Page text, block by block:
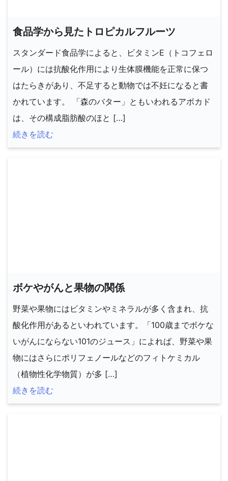
食品学から見たトロピカルフルーツ
スタンダード食品学によると、ビタミンE（トコフェロ
ール）には抗酸化作用により生体膜機能を正常に保つ
はたらきがあり、不足すると動物では不妊になると書
かれています。 「森のバター」ともいわれるアボカド
は、その構成脂肪酸のほと […]
続きを読む
ボケやがんと果物の関係
野菜や果物にはビタミンやミネラルが多く含まれ、抗
酸化作用があるといわれています。「100歳までボケな
いがんにならない101のジュース」によれば、野菜や果
物にはさらにポリフェノールなどのフィトケミカル
（植物性化学物質）が多 […]
続きを読む